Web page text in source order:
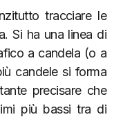
tracciare le
Si ha una linea di
a candela (o a
candele si forma
precisare che
più bassi tra di